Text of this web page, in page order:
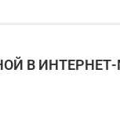
В ИНТЕРНЕТ-